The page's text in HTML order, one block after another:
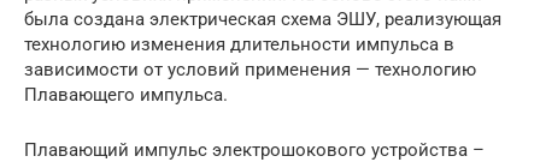
была создана электрическая схема ЭШУ, реализующая
технологию изменения длительности импульса в
зависимости от условий применения — технологию
Плавающего импульса.
Плавающий импульс электрошокового устройства –